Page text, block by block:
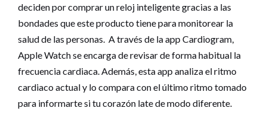
deciden por comprar un reloj inteligente gracias a las
bondades que este producto tiene para monitorear la
salud de las personas. A través de la app Cardiogram,
Apple Watch se encarga de revisar de forma habitual la
frecuencia cardiaca. Además, esta app analiza el ritmo
cardiaco actual y lo compara con el último ritmo tomado
para informarte si tu corazón late de modo diferente.